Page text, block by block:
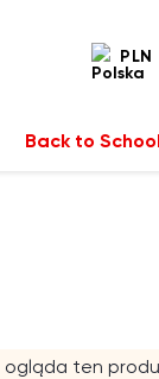
PLN
Back to School
ogląda ten